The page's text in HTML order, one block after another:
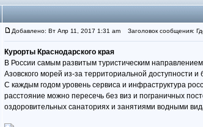
Добавлено: Вт Апр 11, 2017 1:31 am Заголовок сообщения:
Курорты Краснодарского края
В России самым развитым туристическим
Азовского морей из-за территориальной доступности и
С каждым годом уровень сервиса и инфраструктура
расстояние можно пересечь без виз и пограничных
оздоровительных санаториях и занятиями водными